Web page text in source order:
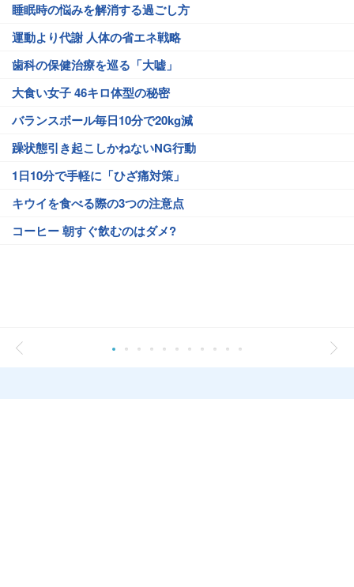
睡眠時の悩みを解消する過ごし方
運動より代謝 人体の省エネ戦略
歯科の保健治療を巡る「大嘘」
大食い女子 46キロ体型の秘密
バランスボール毎日10分で20kg減
躁状態引き起こしかねないNG行動
1日10分で手軽に「ひざ痛対策」
キウイを食べる際の3つの注意点
コーヒー 朝すぐ飲むのはダメ?